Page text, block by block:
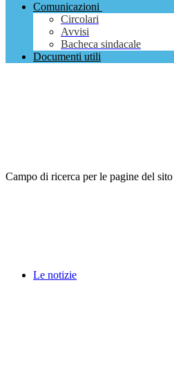
Comunicazioni
Circolari
Avvisi
Bacheca sindacale
Documenti utili
Campo di ricerca per le pagine del sito
Le notizie